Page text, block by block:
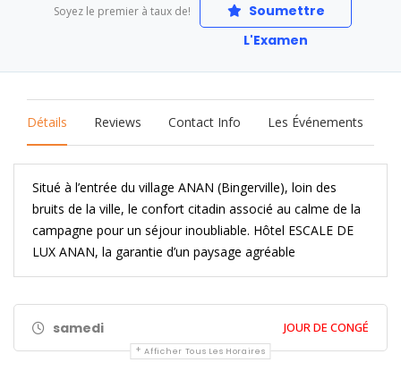
Soyez le premier à taux de!
Soumettre
L'Examen
Détails Reviews Contact Info Les Événements
Situé à l’entrée du village ANAN (Bingerville), loin des
bruits de la ville, le confort citadin associé au calme de la
campagne pour un séjour inoubliable. Hôtel ESCALE DE
LUX ANAN, la garantie d’un paysage agréable
samedi JOUR DE CONGÉ
Afficher Tous Les Horaires